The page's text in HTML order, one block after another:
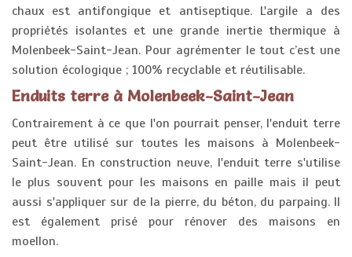
chaux est antifongique et antiseptique. L'argile a des
propriétés isolantes et une grande inertie thermique à
Molenbeek-Saint-Jean. Pour agrémenter le tout c’est une
solution écologique ; 100% recyclable et réutilisable.
Enduits terre à Molenbeek-Saint-Jean
Contrairement à ce que l'on pourrait penser, l'enduit terre
peut être utilisé sur toutes les maisons à Molenbeek-
Saint-Jean. En construction neuve, l'enduit terre s'utilise
le plus souvent pour les maisons en paille mais il peut
aussi s'appliquer sur de la pierre, du béton, du parpaing. Il
est également prisé pour rénover des maisons en
moellon.